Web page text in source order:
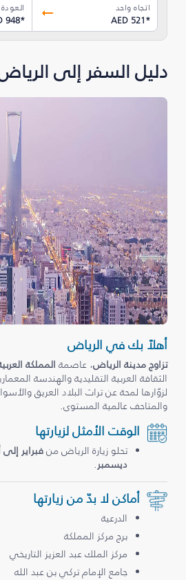
اتجاه واحد
AED 521*
العودة
948*
دليل السفر إلى
أهلاً بك في الرياض
تزاوج مدينة الرياض، عاصمة المملكة
الثقافة العربية التقليدية والهندسة
لزوّارها لمحة عن تراث البلاد العريق
والمتاحف عالمية المستوى.
الوقت الأمثل لزيارتها
تحلو زيارة الرياض منفبراير إلى
ديسمبر.
أماكن لا بدّ من زيارتها
الدرعية
برج مركز المملكة
مركز الملك عبد العزيز التاريخي
جامع الإمام تركي بن عبد الله